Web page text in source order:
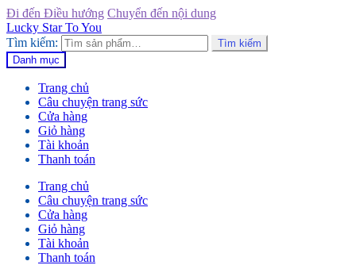
Đi đến Điều hướng Chuyển đến nội dung
Lucky Star To You
Tìm kiếm:
Tìm kiếm
Danh mục
Trang chủ
Câu chuyện trang sức
Cửa hàng
Giỏ hàng
Tài khoản
Thanh toán
Trang chủ
Câu chuyện trang sức
Cửa hàng
Giỏ hàng
Tài khoản
Thanh toán